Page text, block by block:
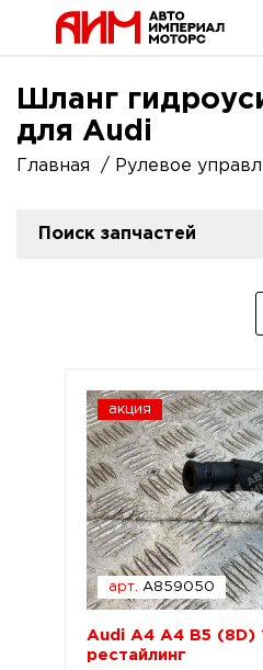
Шланг
для Audi
Главная Рулевое
Поиск запчастей
акция
арт. A859050
Audi A4 A4 B5 (8D)
рестайлинг